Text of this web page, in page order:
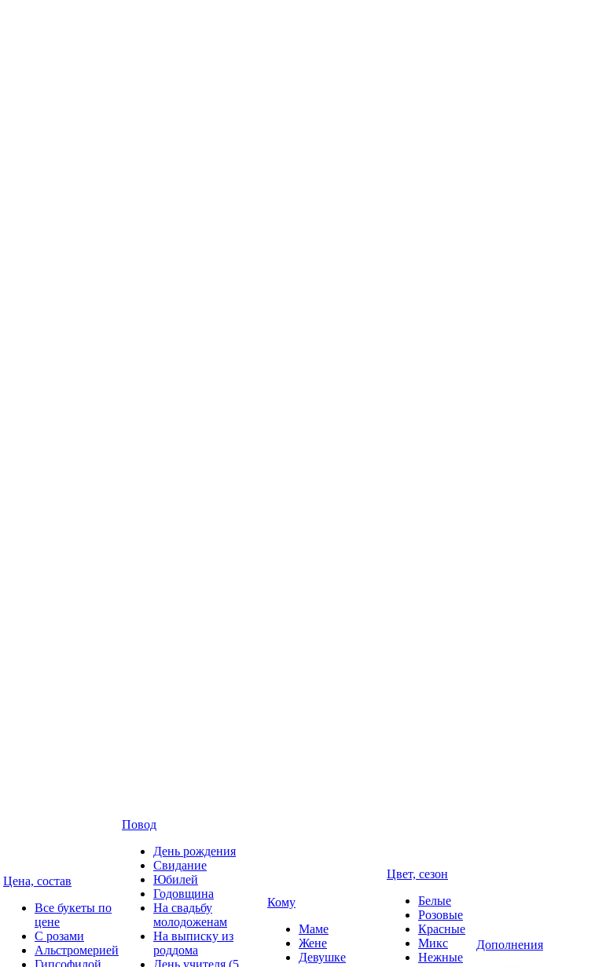
Цена, состав
Все букеты по
цене
С розами
Альстромерией
Гипсофилой
Повод
День рождения
Свидание
Юбилей
Годовщина
На свадьбу
молодоженам
На выписку из
роддома
День учителя (5
Кому
Маме
Жене
Девушке
Цвет, сезон
Белые
Розовые
Красные
Микс
Нежные
Дополнения